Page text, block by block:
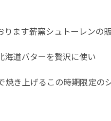
ます薪窯シュトーレンの
海道バターを贅沢に使い
き上げるこの時期限定の